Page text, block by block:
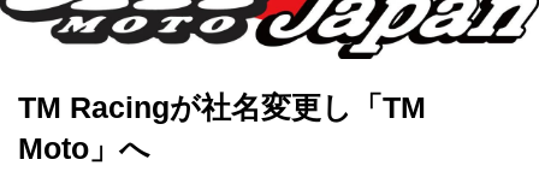
TM Racingが社名変更し「TM
Moto」へ